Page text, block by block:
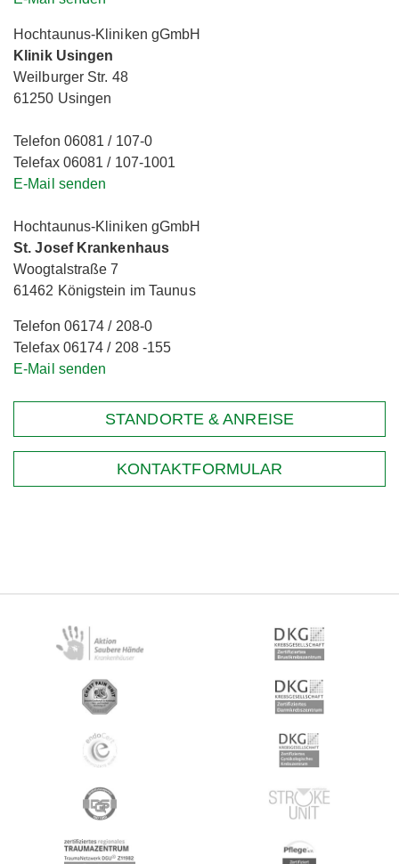
Hochtaunus-Kliniken gGmbH
Klinik Usingen
Weilburger Str. 48
61250 Usingen
Telefon 06081 / 107-0
Telefax 06081 / 107-1001
E-Mail senden
Hochtaunus-Kliniken gGmbH
St. Josef Krankenhaus
Woogtalstraße 7
61462 Königstein im Taunus
Telefon 06174 / 208-0
Telefax 06174 / 208 -155
E-Mail senden
STANDORTE & ANREISE
KONTAKTFORMULAR